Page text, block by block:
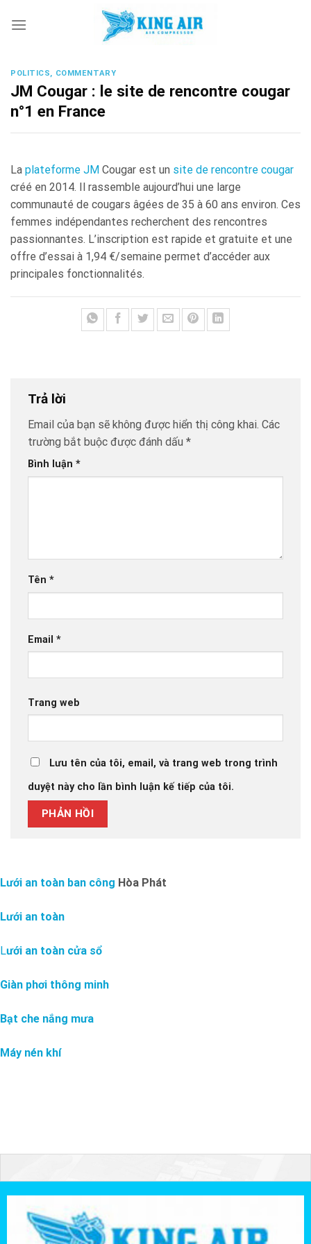
POLITICS, COMMENTARY
JM Cougar : le site de rencontre cougar
n°1 en France
La plateforme JM Cougar est un site de rencontre cougar
créé en 2014. Il rassemble aujourd’hui une large
communauté de cougars âgées de 35 à 60 ans environ. Ces
femmes indépendantes recherchent des rencontres
passionnantes. L’inscription est rapide et gratuite et une
offre d’essai à 1,94 €/semaine permet d’accéder aux
principales fonctionnalités.
Trả lời
Email của bạn sẽ không được hiển thị công khai. Các
trường bắt buộc được đánh dấu *
Bình luận *
Tên *
Email *
Trang web
Lưu tên của tôi, email, và trang web trong trình
duyệt này cho lần bình luận kế tiếp của tôi.
Lưới an toàn ban công Hòa Phát
Lưới an toàn
Lưới an toàn cửa sổ
Giàn phơi thông minh
Bạt che nắng mưa
Máy nén khí